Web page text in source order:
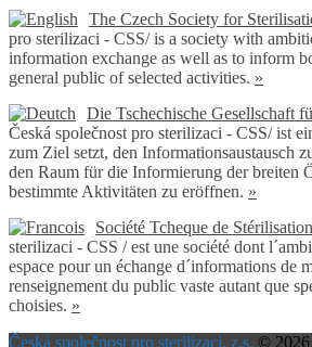
The Czech Society for
pro sterilizaci - CSS/ is a society with
information exchange as well as to inform
general public of selected activities. »
Die Tschechische Gesellschaft
Česká společnost pro sterilizaci - CSS/ ist
zum Ziel setzt, den Informationsaustausch
den Raum für die Informierung der breiten
bestimmte Aktivitäten zu eröffnen. »
Société Tcheque de Stérilisation
sterilizaci - CSS / est une société dont
espace pour un échange d´informations de
renseignement du public vaste autant que
choisies. »
Česká společnost pro sterilizaci, z.s. © 2026